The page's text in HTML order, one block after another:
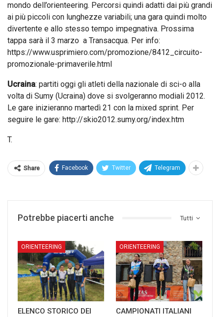
mondo dell’orienteering. Percorsi quindi adatti dai più grandi
ai più piccoli con lunghezze variabili; una gara quindi molto
divertente e allo stesso tempo impegnativa. Prossima
tappa sarà il 3 marzo a Transacqua. Per info:
https://www.usprimiero.com/promozione/8412_circuito-
promozionale-primaverile.html
Ucraina: partiti oggi gli atleti della nazionale di sci-o alla
volta di Sumy (Ucraina) dove si svolgeranno modiali 2012.
Le gare inizieranno martedì 21 con la mixed sprint. Per
seguire le gare: http://skio2012.sumy.org/index.htm
T.
Share Facebook Twitter Telegram
Tutti
Potrebbe piacerti anche
ORIENTEERING
ELENCO STORICO DEI
ORIENTEERING
CAMPIONATI ITALIANI